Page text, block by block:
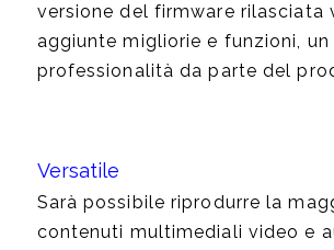
versione del firmware rilasciata
aggiunte migliorie e funzioni, un
professionalità da parte del
Versatile
Sarà possibile riprodurre la
contenuti multimediali video e